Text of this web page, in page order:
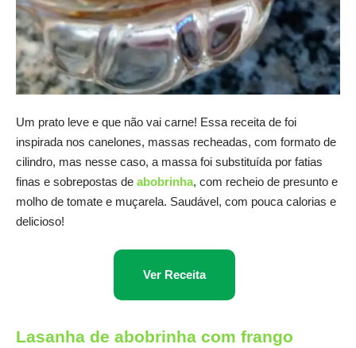
Um prato leve e que não vai carne! Essa receita de foi
inspirada nos canelones, massas recheadas, com formato de
cilindro, mas nesse caso, a massa foi substituída por fatias
finas e sobrepostas de abobrinha, com recheio de presunto e
molho de tomate e muçarela. Saudável, com pouca calorias e
delicioso!
Ver Receita
Lasanha de abobrinha com frango